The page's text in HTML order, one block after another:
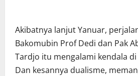
Akibatnya lanjut Yanuar,
Bakomubin Prof Dedi dan Pak
Tardjo itu mengalami kendala
Dan kesannya dualisme,